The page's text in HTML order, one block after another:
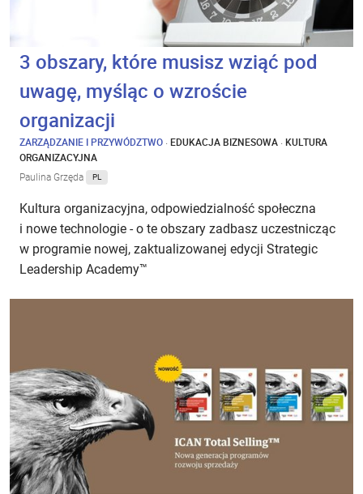
3 obszary, które musisz wziąć pod
uwagę, myśląc o wzroście
organizacji
ZARZĄDZANIE I PRZYWÓDZTWO ·EDUKACJA BIZNESOWA ·KULTURA
ORGANIZACYJNA
Paulina Grzęda PL
Kultura organizacyjna, odpowiedzialność społeczna
i nowe technologie - o te obszary zadbasz uczestnicząc
w programie nowej, zaktualizowanej edycji Strategic
Leadership Academy™